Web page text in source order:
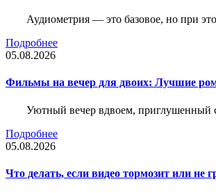
Аудиометрия — это базовое, но при
Подробнее
05.08.2026
Фильмы на вечер для двоих: Лучшие
Уютный вечер вдвоем, приглушенный
Подробнее
05.08.2026
Что делать, если видео тормозит или не